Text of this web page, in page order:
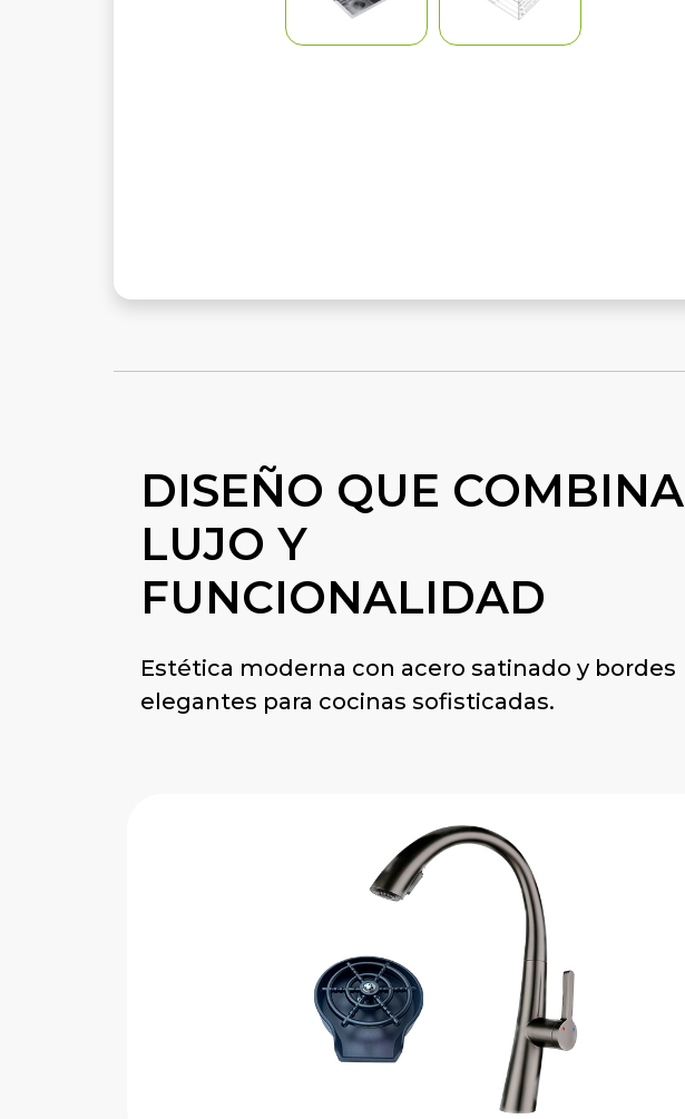
DISEÑO QUE COMBINA
LUJO Y
FUNCIONALIDAD
Estética moderna con acero satinado y bordes
elegantes para cocinas sofisticadas.